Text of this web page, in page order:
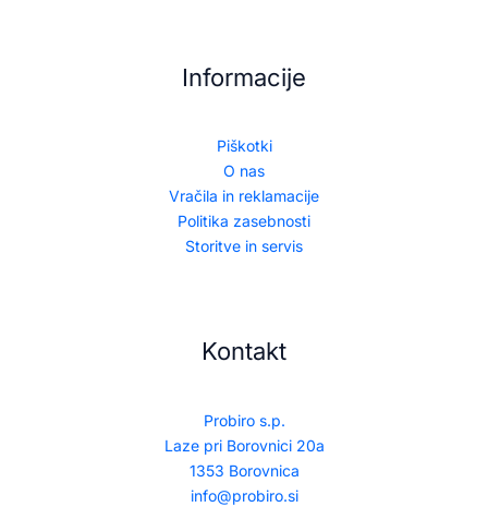
Informacije
Piškotki
O nas
Vračila in reklamacije
Politika zasebnosti
Storitve in servis
Kontakt
Probiro s.p.
Laze pri Borovnici 20a
1353 Borovnica
info@probiro.si